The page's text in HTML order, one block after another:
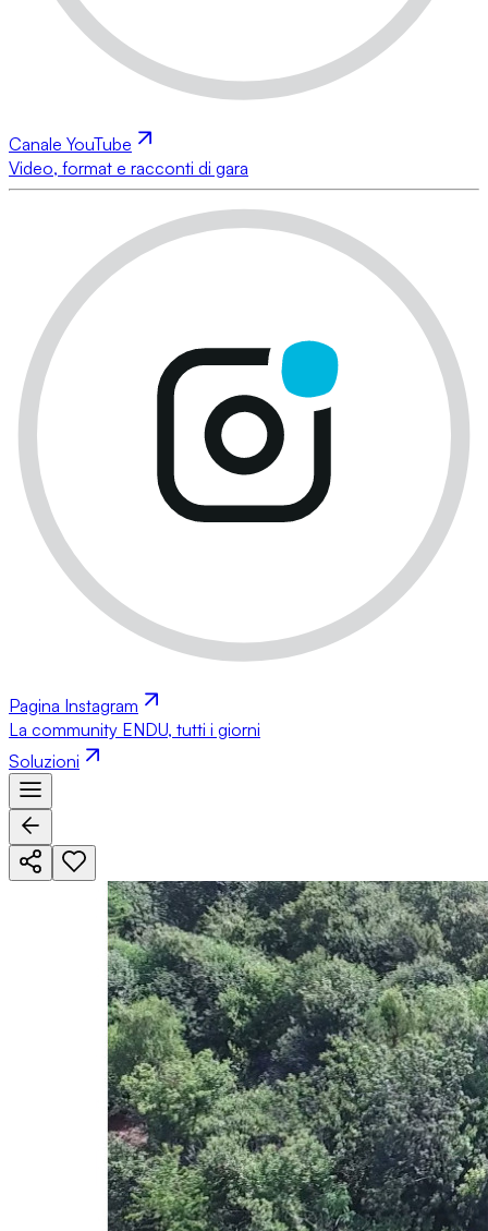
Canale YouTube
Video, format e racconti di gara
Pagina Instagram
La community ENDU, tutti i giorni
Soluzioni